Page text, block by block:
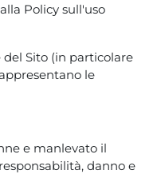
Policy sull'uso
Sito (in particolare
le
e manlevato il
danno e